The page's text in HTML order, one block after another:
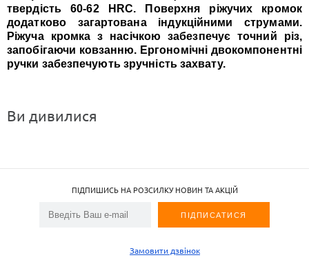
твердість 60-62 HRC. Поверхня ріжучих кромок
додатково загартована індукційними струмами.
Ріжуча кромка з насічкою забезпечує точний різ,
запобігаючи ковзанню. Ергономічні двокомпонентні
ручки забезпечують зручність захвату.
Ви дивилися
ПІДПИШИСЬ НА РОЗСИЛКУ НОВИН ТА АКЦІЙ
Замовити дзвінок